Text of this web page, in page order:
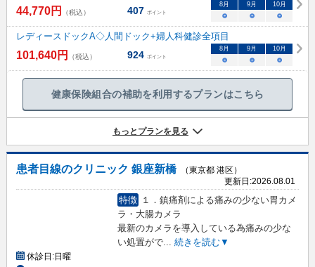
44,770円 （税込） 407 ポイント
8月 9月 10月
○ ○ ○
レディースドックA◇人間ドック+婦人科健診全項目
101,640円 （税込） 924 ポイント
8月 9月 10月
○ ○ ○
健康保険組合の補助を利用するプランはこちら
もっとプランを見る
患者目線のクリニック 銀座新橋
（東京都 港区）
更新日:2026.08.01
特徴
１．鎮痛剤による痛みの少ない胃カメ
ラ・大腸カメラ
最新のカメラを導入している為痛みの少な
い処置がで... 続きを読む▼
休診日:日曜